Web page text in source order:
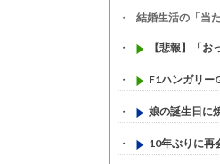
結婚生活の「当
【悲報】「
F1ハンガリー
娘の誕生日に
10年ぶりに再